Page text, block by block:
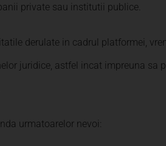
private sau institutii publice.
derulate in cadrul platformei,
juridice, astfel incat impreuna sa
urmatoarelor nevoi: